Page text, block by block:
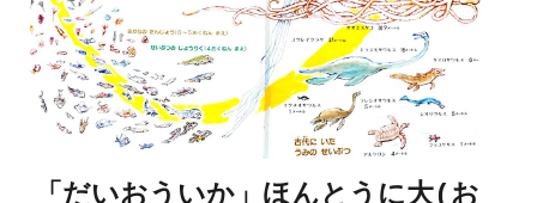
「 だいおういか」 ほんとうに大(お